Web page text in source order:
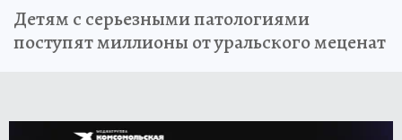
Детям с серьезными патологиями
поступят миллионы от уральского меценат